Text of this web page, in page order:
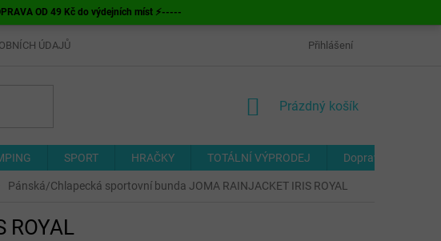
OD 49 Kč do výdejních míst ⚡-----
ÚDAJŮ ODSTOUPENÍ OD SMLOUVY
Přihlášení
NÁKUPNÍ
Prázdný košík
SPORT HRAČKY TOTÁLNÍ VÝPRODEJ Doprava a platba
Pánská/Chlapecká sportovní bunda JOMA RAINJACKET IRIS ROYAL
ROYAL